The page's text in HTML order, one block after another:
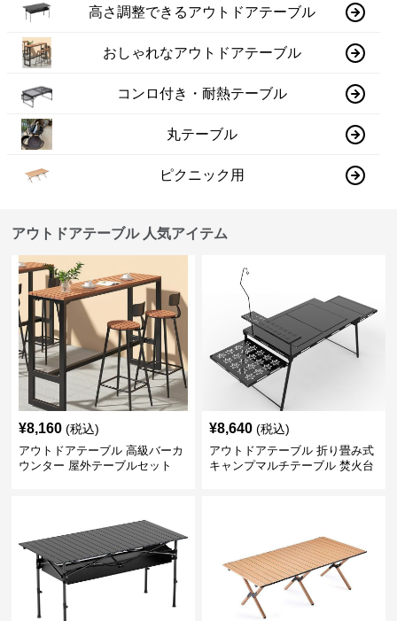
高さ調整できるアウトドアテーブル
おしゃれなアウトドアテーブル
コンロ付き・耐熱テーブル
丸テーブル
ピクニック用
アウトドアテーブル 人気アイテム
¥8,160 (税込)
アウトドアテーブル 高級バーカ
ウンター 屋外テーブルセット
¥8,640 (税込)
アウトドアテーブル 折り畳み式
キャンプマルチテーブル 焚火台